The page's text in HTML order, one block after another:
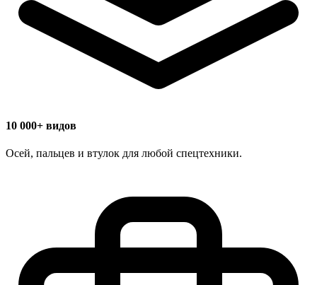
10 000+ видов
Осей, пальцев и втулок для любой спецтехники.